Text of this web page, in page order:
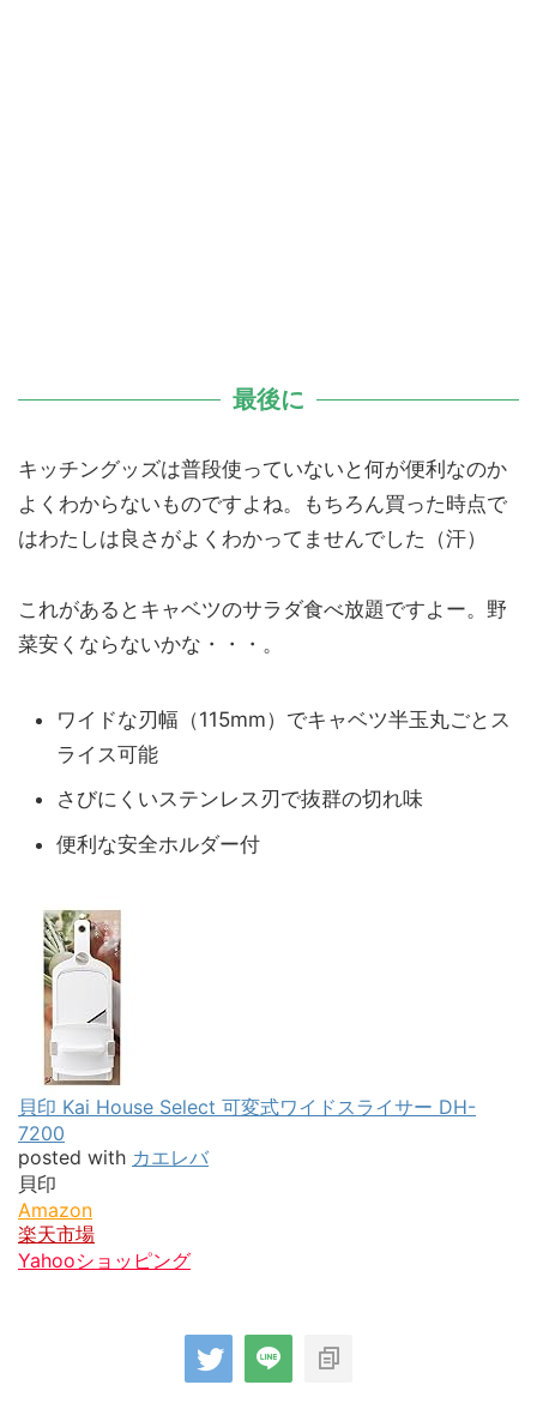
最後に
キッチングッズは普段使っていないと何が便利なのか
よくわからないものですよね。もちろん買った時点で
はわたしは良さがよくわかってませんでした（汗）
これがあるとキャベツのサラダ食べ放題ですよー。野
菜安くならないかな・・・。
ワイドな刃幅（115mm）でキャベツ半玉丸ごとス
ライス可能
さびにくいステンレス刃で抜群の切れ味
便利な安全ホルダー付
貝印 Kai House Select 可変式ワイドスライサー DH-
7200
posted with カエレバ
貝印
Amazon
楽天市場
Yahooショッピング